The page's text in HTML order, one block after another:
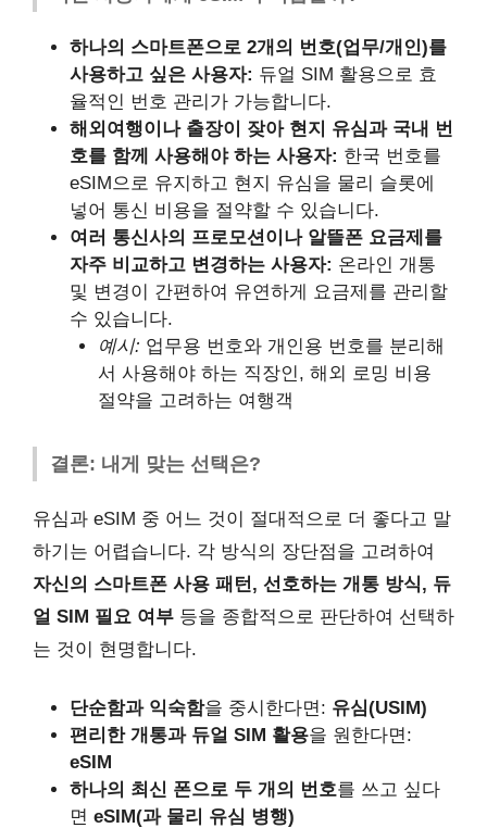
하나의 스마트폰으로 2개의 번호(업무/개인)를
사용하고 싶은 사용자: 듀얼 SIM 활용으로 효
율적인 번호 관리가 가능합니다.
해외여행이나 출장이 잦아 현지 유심과 국내 번
호를 함께 사용해야 하는 사용자: 한국 번호를
eSIM으로 유지하고 현지 유심을 물리 슬롯에
넣어 통신 비용을 절약할 수 있습니다.
여러 통신사의 프로모션이나 알뜰폰 요금제를
자주 비교하고 변경하는 사용자: 온라인 개통
및 변경이 간편하여 유연하게 요금제를 관리할
수 있습니다.
예시: 업무용 번호와 개인용 번호를 분리해
서 사용해야 하는 직장인, 해외 로밍 비용
절약을 고려하는 여행객
결론: 내게 맞는 선택은?
유심과 eSIM 중 어느 것이 절대적으로 더 좋다고 말
하기는 어렵습니다. 각 방식의 장단점을 고려하여
자신의 스마트폰 사용 패턴, 선호하는 개통 방식, 듀
얼 SIM 필요 여부 등을 종합적으로 판단하여 선택하
는 것이 현명합니다.
단순함과 익숙함을 중시한다면: 유심(USIM)
편리한 개통과 듀얼 SIM 활용을 원한다면:
eSIM
하나의 최신 폰으로 두 개의 번호를 쓰고 싶다
면 eSIM(과 물리 유심 병행)